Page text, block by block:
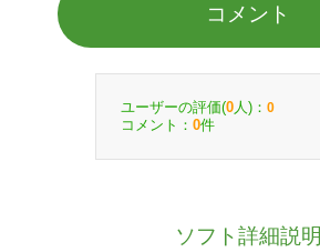
コメント
ユーザーの評価(0 人)： 0
コメント： 0件
ソフト詳細説明